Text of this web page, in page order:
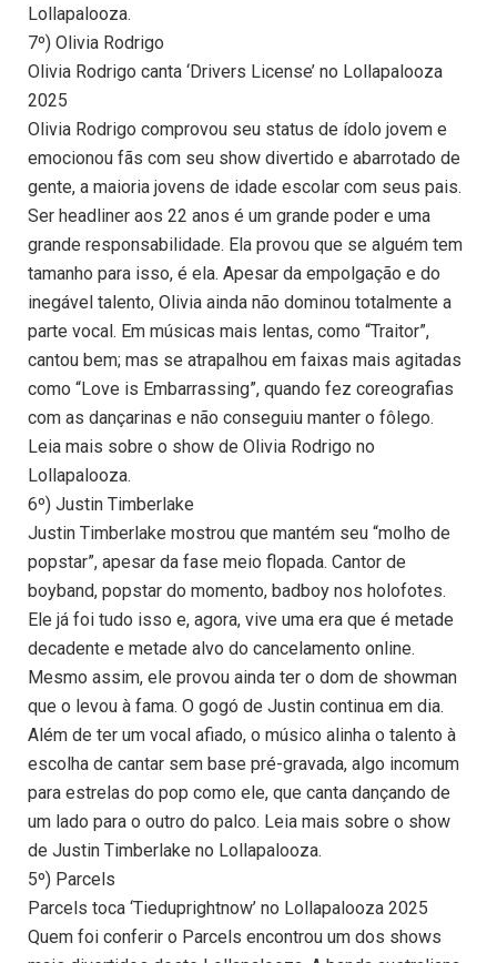
Lollapalooza.
7º) Olivia Rodrigo
Olivia Rodrigo canta ‘Drivers License’ no Lollapalooza
2025
Olivia Rodrigo comprovou seu status de ídolo jovem e
emocionou fãs com seu show divertido e abarrotado de
gente, a maioria jovens de idade escolar com seus pais.
Ser headliner aos 22 anos é um grande poder e uma
grande responsabilidade. Ela provou que se alguém tem
tamanho para isso, é ela. Apesar da empolgação e do
inegável talento, Olivia ainda não dominou totalmente a
parte vocal. Em músicas mais lentas, como “Traitor”,
cantou bem; mas se atrapalhou em faixas mais agitadas
como “Love is Embarrassing”, quando fez coreografias
com as dançarinas e não conseguiu manter o fôlego.
Leia mais sobre o show de Olivia Rodrigo no
Lollapalooza.
6º) Justin Timberlake
Justin Timberlake mostrou que mantém seu “molho de
popstar”, apesar da fase meio flopada. Cantor de
boyband, popstar do momento, badboy nos holofotes.
Ele já foi tudo isso e, agora, vive uma era que é metade
decadente e metade alvo do cancelamento online.
Mesmo assim, ele provou ainda ter o dom de showman
que o levou à fama. O gogó de Justin continua em dia.
Além de ter um vocal afiado, o músico alinha o talento à
escolha de cantar sem base pré-gravada, algo incomum
para estrelas do pop como ele, que canta dançando de
um lado para o outro do palco. Leia mais sobre o show
de Justin Timberlake no Lollapalooza.
5º) Parcels
Parcels toca ‘Tieduprightnow’ no Lollapalooza 2025
Quem foi conferir o Parcels encontrou um dos shows